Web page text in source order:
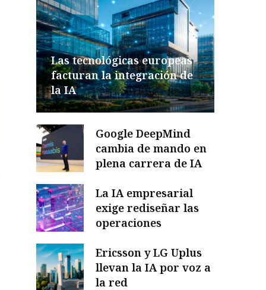
Las tecnológicas europeas
facturan la integración de
la IA
Google DeepMind
cambia de mando en
plena carrera de IA
La IA empresarial
exige rediseñar las
operaciones
Ericsson y LG Uplus
llevan la IA por voz a
la red